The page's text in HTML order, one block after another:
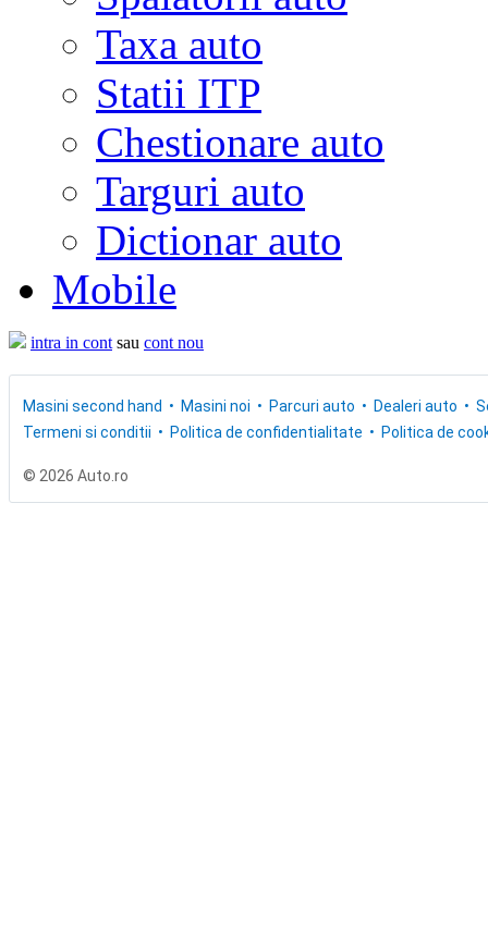
Taxa auto
Statii ITP
Chestionare auto
Targuri auto
Dictionar auto
Mobile
intra in cont sau cont nou
Masini second hand Masini noi Parcuri auto Dealeri auto
Termeni si conditii
Politica de confidentialitate Politica de
© 2026 Auto.ro